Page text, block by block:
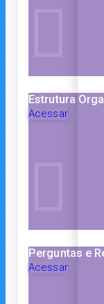
Estrutura
Acessar
Perguntas e
Acessar